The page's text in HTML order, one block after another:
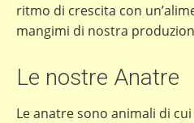
ritmo di crescita con
mangimi di nostra
Le nostre Anatre
Le anatre sono animali di cui